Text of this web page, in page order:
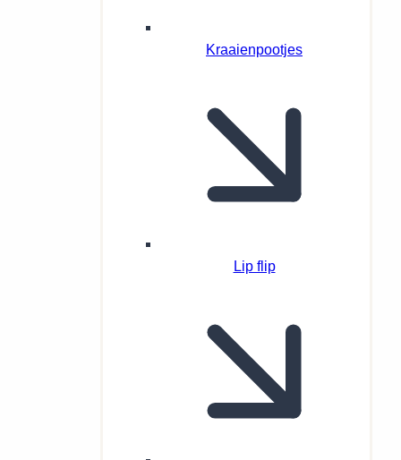
Kraaienpootjes
Lip flip